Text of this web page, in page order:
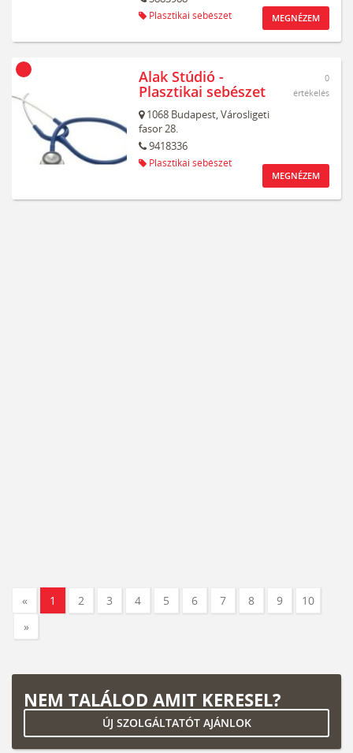
Plasztikai sebészet MEGNÉZEM
Alak Stúdió -
Plasztikai sebészet
1068 Budapest,Városligeti
fasor 28.
9418336
Plasztikai sebészet
0
értékelés
MEGNÉZEM
« 1 2 3 4 5 6 7 8 9
10
»
NEM TALÁLOD AMIT KERESEL?
ÚJ SZOLGÁLTATÓT AJÁNLOK